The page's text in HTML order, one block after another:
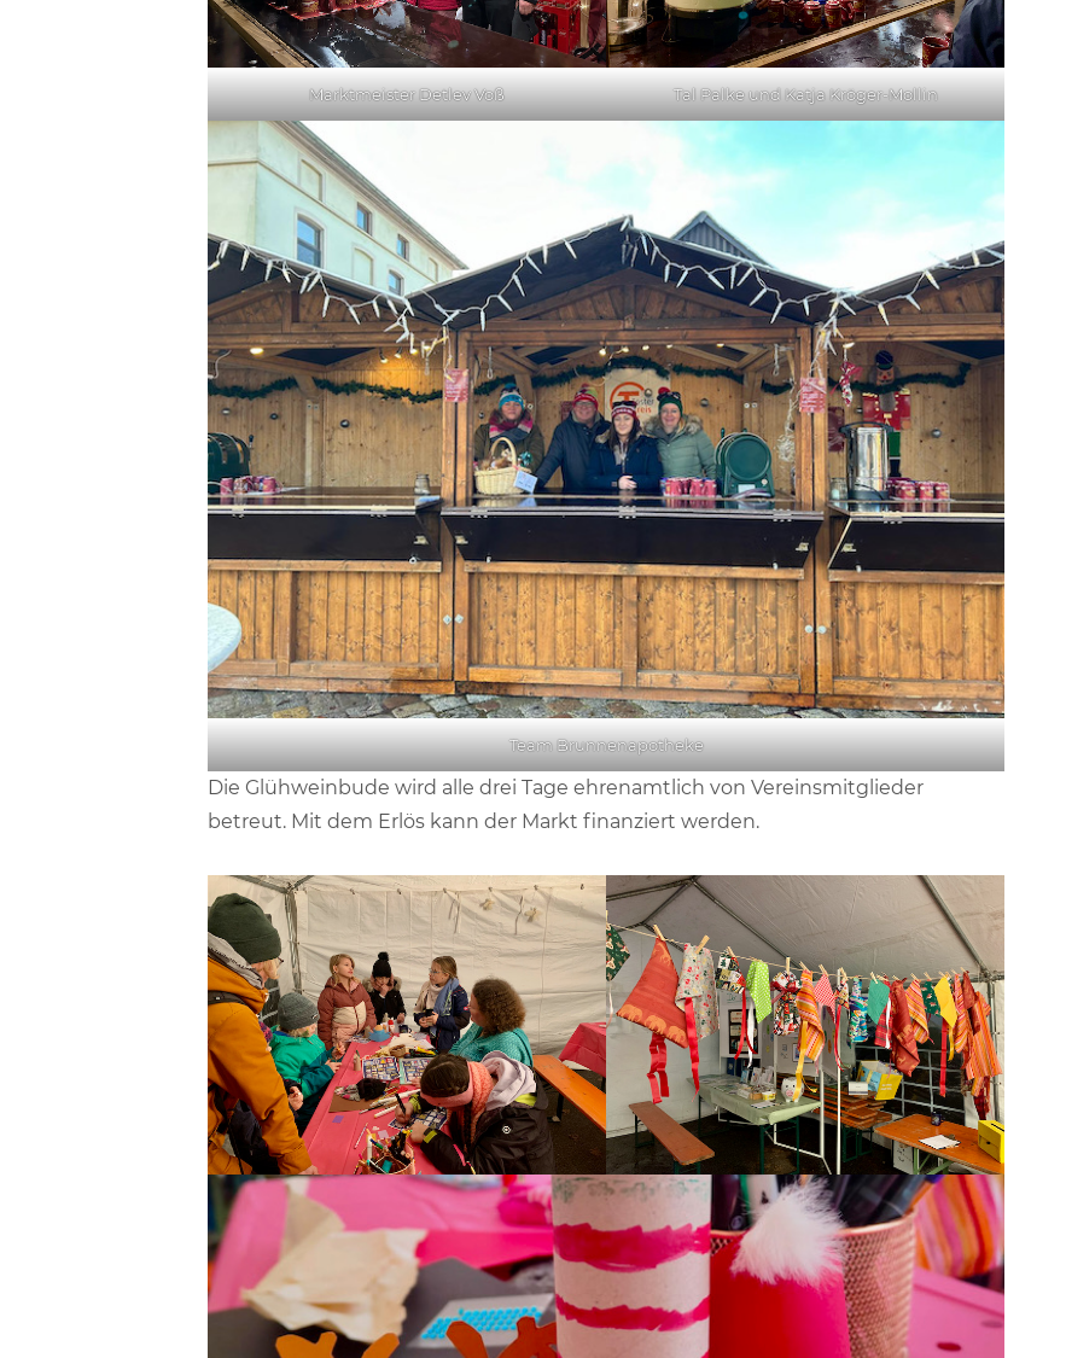
Marktmeister Detlev Voß Tal Palke und Katja Kröger-Mollin
Team Brunnenapotheke
Die Glühweinbude wird alle drei Tage ehrenamtlich von Vereinsmitglieder
betreut. Mit dem Erlös kann der Markt finanziert werden.